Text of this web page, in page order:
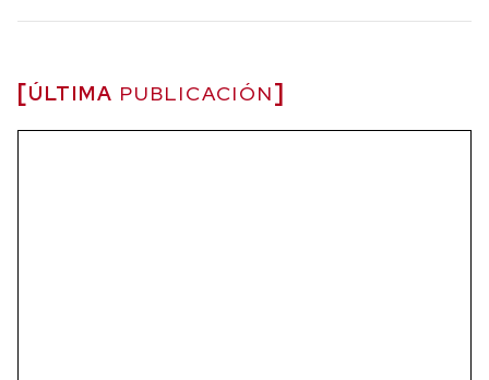
ÚLTIMA PUBLICACIÓN